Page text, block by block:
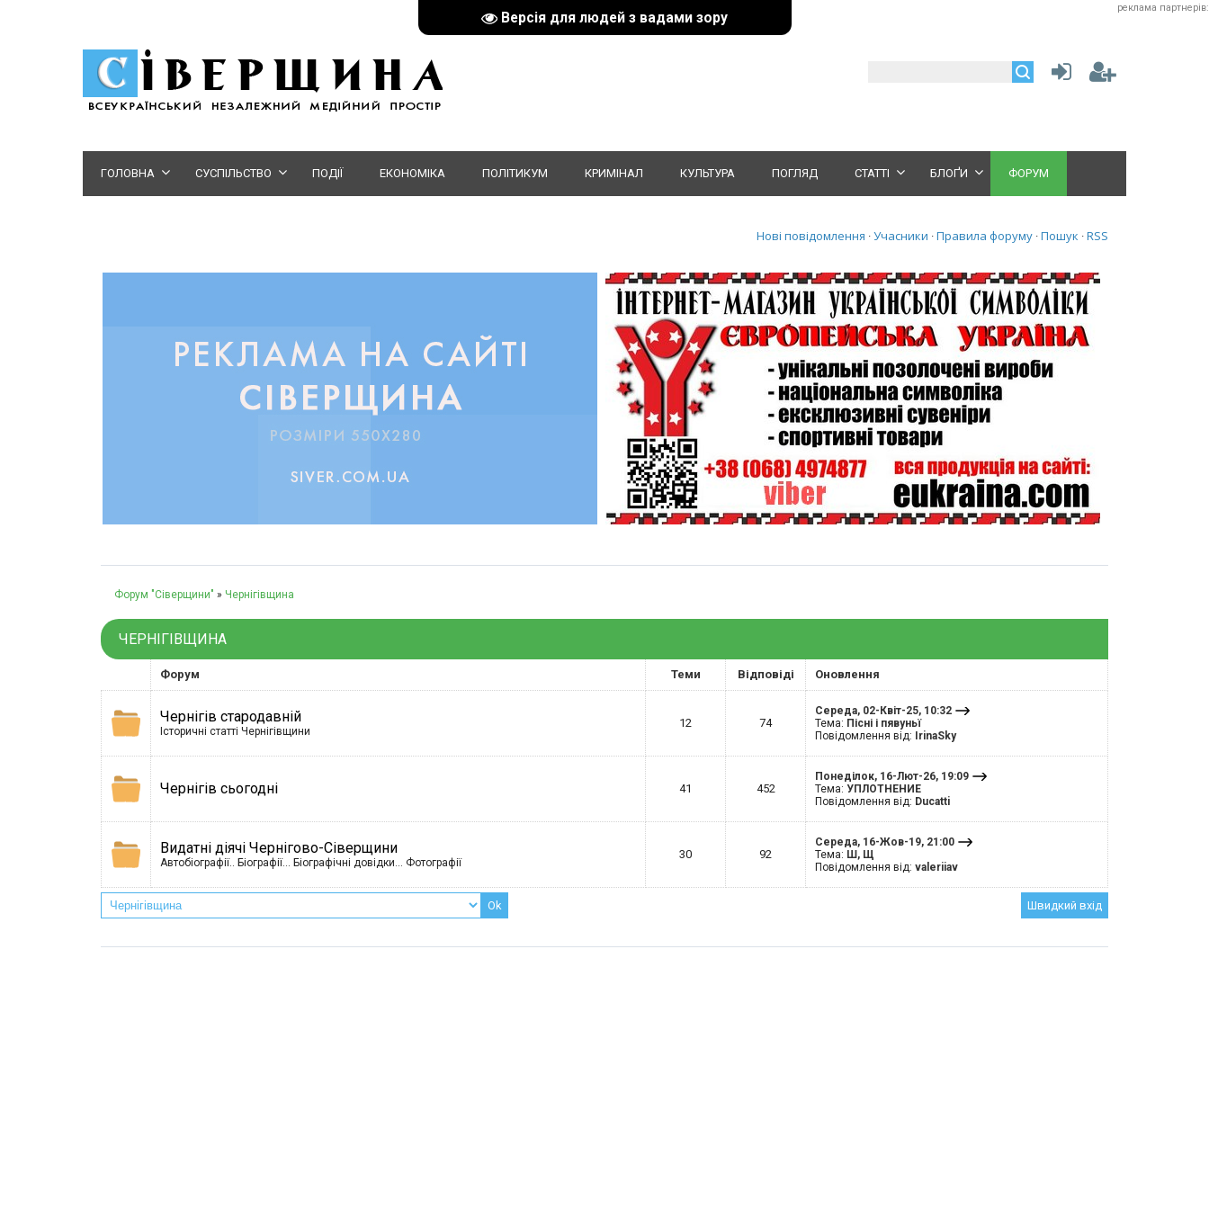
Версія для людей з вадами зору
реклама партнерів:
ГОЛОВНА СУСПІЛЬСТВО ПОДІЇ ЕКОНОМІКА ПОЛІТИКУМ КРИМІНАЛ КУЛЬТУРА ПОГЛЯД СТАТТІ БЛОҐИ ФОРУМ
Нові повідомлення · Учасники · Правила форуму · Пошук · RSS
Форум "Сіверщини" » Чернігівщина
ЧЕРНІГІВЩИНА
Форум Теми Відповіді Оновлення
Чернігів стародавній
Історичні статті Чернігівщини
12 74
Середа, 02-Квіт-25, 10:32
Тема: Пісні і пявуньї
Повідомлення від:
IrinaSky
Чернігів сьогодні 41 452
Понеділок, 16-Лют-26, 19:09
Тема: УПЛОТНЕНИЕ
Повідомлення від: Ducatti
Видатні діячі Чернігово-Сіверщини
Автобіографії.. Біографії... Біографічні довідки... Фотографії
30 92
Середа, 16-Жов-19, 21:00
Тема: Ш, Щ
Повідомлення від: valeriiav